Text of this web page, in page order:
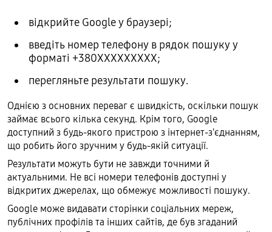
відкрийте Google у браузері;
введіть номер телефону в рядок пошуку у
форматі +380ХХХХХХХХХ;
перегляньте результати пошуку.
Однією з основних переваг є швидкість, оскільки пошук
займає всього кілька секунд. Крім того, Google
доступний з будь-якого пристрою з інтернет-з'єднанням,
що робить його зручним у будь-якій ситуації.
Результати можуть бути не завжди точними й
актуальними. Не всі номери телефонів доступні у
відкритих джерелах, що обмежує можливості пошуку.
Google може видавати сторінки соціальних мереж,
публічних профілів та інших сайтів, де був згаданий